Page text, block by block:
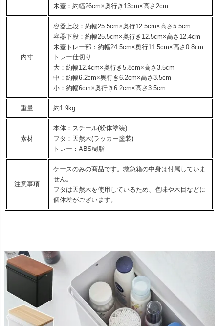
木蓋：約幅26cm×奥行き13cm×高さ2cm
内寸
容器上段：約幅25.5cm×奥行12.5cm×高さ5.5cm
容器下段：約幅25.5cm×奥行き12.5cm×高さ12.4cm
木蓋トレー部：約幅24.5cm×奥行11.5cm×高さ0.8cm
トレー仕切り
大：約幅12.4cm×奥行き5.8cm×高さ3.5cm
中：約幅6.2cm×奥行き6.2cm×高さ3.5cm
小：約幅6cm×奥行き6.2cm×高さ3.5cm
重量 約1.9kg
素材
本体：スチール(粉体塗装)
フタ：天然木(ラッカー塗装)
トレー：ABS樹脂
注意事項
ケースのみの商品です。救急箱の中身は付属していま
せん。
フタは天然木を使用しているため、色味や木目などに
個体差がございます。